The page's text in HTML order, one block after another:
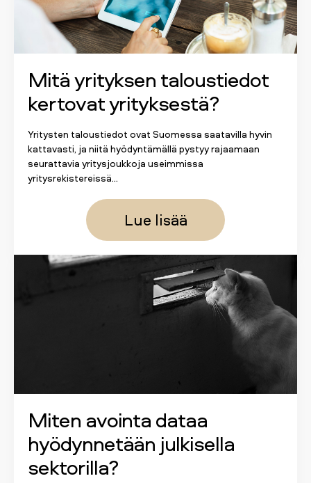
Mitä yrityksen taloustiedot
kertovat yrityksestä?
Yritysten taloustiedot ovat Suomessa saatavilla hyvin
kattavasti, ja niitä hyödyntämällä pystyy rajaamaan
seurattavia yritysjoukkoja useimmissa
yritysrekistereissä...
Lue lisää
Miten avointa dataa
hyödynnetään julkisella
sektorilla?